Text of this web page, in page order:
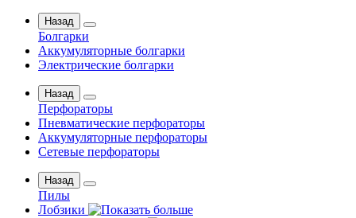
Назад
Болгарки
Аккумуляторные болгарки
Электрические болгарки
Назад
Перфораторы
Пневматические перфораторы
Аккумуляторные перфораторы
Сетевые перфораторы
Назад
Пилы
Лобзики